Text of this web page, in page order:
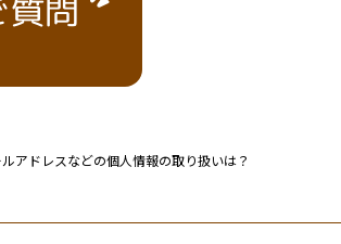
問
アドレスなどの個人情報の取り扱いは？